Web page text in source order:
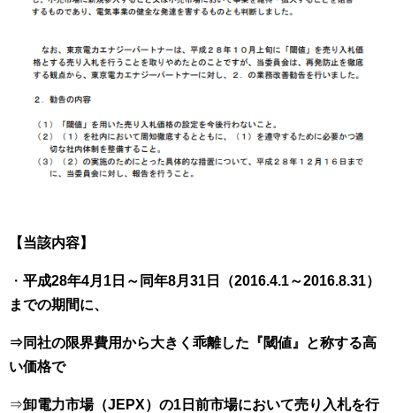
【当該内容】
・ 平成28年4月1日～同年8月31日（2016.4.1～2016.8.31）
までの期間に、
⇒同社の限界費用から大きく乖離した『閾値』と称する高
い価格で
⇒卸電力市場（JEPX）の1日前市場において売り入札を行